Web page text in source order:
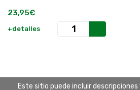
23,95€
+detalles
Este sitio puede incluir